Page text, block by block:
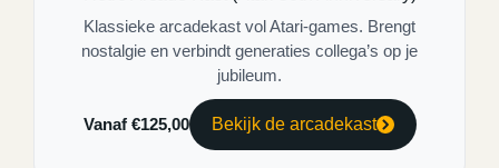
Klassieke arcadekast vol Atari-games. Brengt
nostalgie en verbindt generaties collega’s op je
jubileum.
Vanaf €125,00 Bekijk de arcadekast